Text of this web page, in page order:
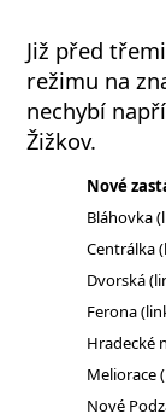
Již před
režimu na
nechybí
Žižkov.
Nové
Bláhovka
Centrálka
Dvorská
Ferona
Hradecké
Meliorace
Nové